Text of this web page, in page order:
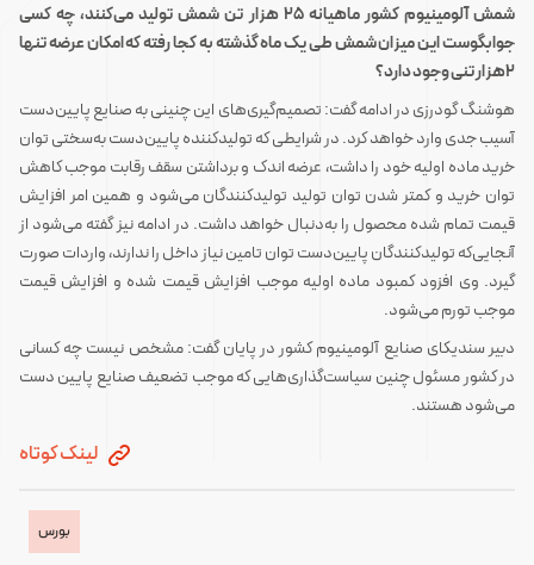
شمش آلومینیوم کشور ماهیانه 25 هزار تن شمش تولید می‌کنند، چه کسی
جوابگوست این میزان شمش طی یک ماه گذشته به کجا رفته که امکان عرضه تنها
2هزار تنی وجود دارد؟
هوشنگ گودرزی در ادامه گفت: تصمیم‌گیری‌های این چنینی به صنایع پایین‌دست
آسیب جدی وارد خواهد کرد. در شرایطی که تولیدکننده پایین‌دست به‌سختی توان
خرید ماده اولیه خود را داشت، عرضه اندک و برداشتن سقف رقابت موجب کاهش
توان خرید و کمتر شدن توان تولید تولیدکنندگان می‌شود و همین امر افزایش
قیمت تمام شده محصول را به‌دنبال خواهد داشت. در ادامه نیز گفته می‌شود از
آنجایی‌که تولیدکنندگان پایین‌دست توان تامین نیاز داخل را ندارند، واردات صورت
گیرد. وی افزود کمبود ماده اولیه موجب افزایش قیمت شده و افزایش قیمت
موجب تورم می‌شود.
دبیر سندیکای صنایع آلومینیوم کشور در پایان گفت: مشخص نیست چه کسانی
در کشور مسئول چنین سیاست‌گذاری‌هایی که موجب تضعیف صنایع پایین دست
می‌شود هستند.
لینک کوتاه
بورس